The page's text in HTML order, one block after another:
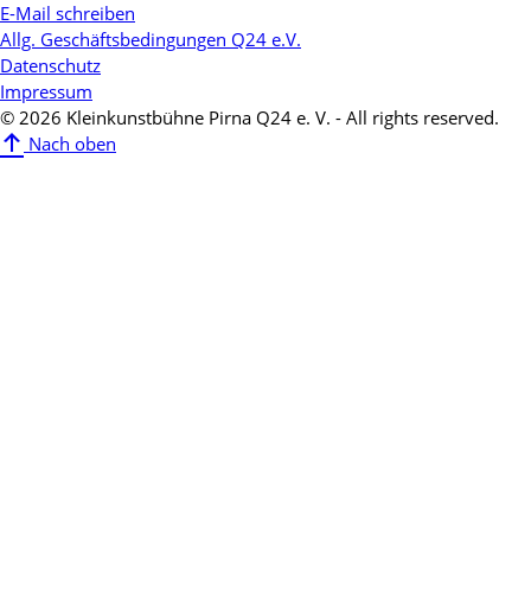
E-Mail schreiben
Allg. Geschäftsbedingungen Q24 e.V.
Datenschutz
Impressum
© 2026 Kleinkunstbühne Pirna Q24 e. V. - All rights reserved.
Nach oben